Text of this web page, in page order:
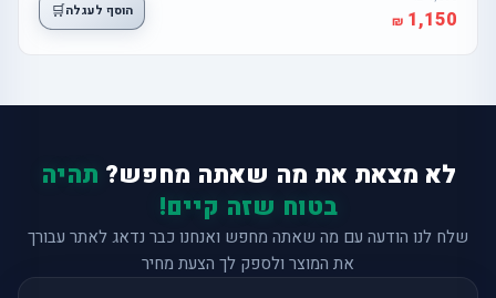
1,150 הוסף לעגלה🛒
לא מצאת את מה שאתה מחפש? תהיה
בטוח שזה קיים!
שלח לנו הודעה עם מה שאתה מחפש ואנחנו כבר נדאג לאתר עבורך
את המוצר ולספק לך הצעת מחיר